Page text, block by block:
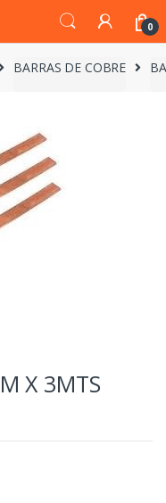
0
BARRAS DE COBRE
X 3MTS